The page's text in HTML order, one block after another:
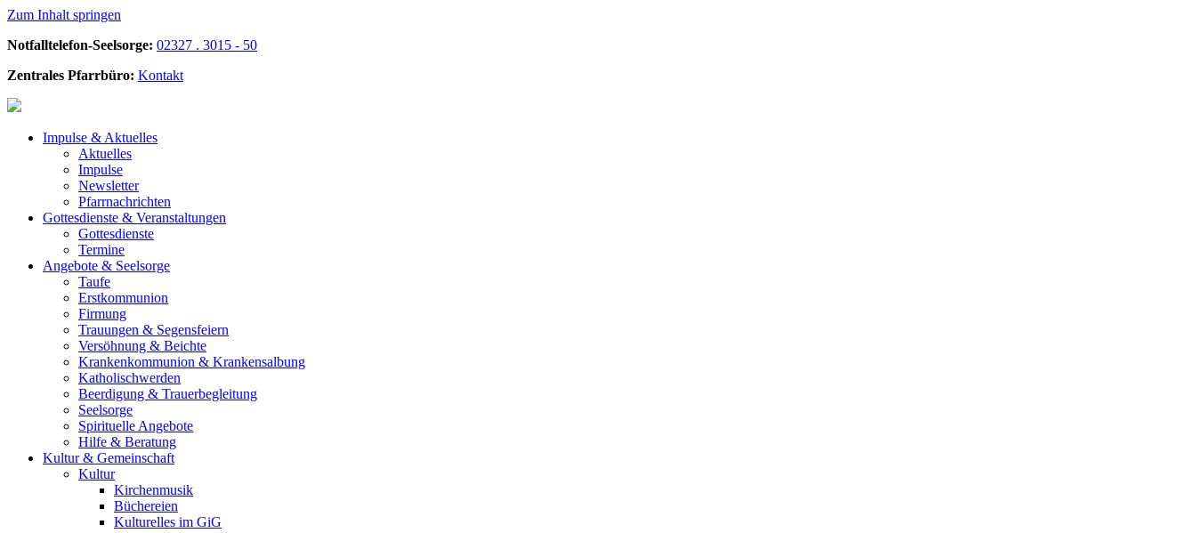
Zum Inhalt springen
Notfalltelefon-Seelsorge: 02327 . 3015 - 50
Zentrales Pfarrbüro: Kontakt
Impulse & Aktuelles
Aktuelles
Impulse
Newsletter
Pfarrnachrichten
Gottesdienste & Veranstaltungen
Gottesdienste
Termine
Angebote & Seelsorge
Taufe
Erstkommunion
Firmung
Trauungen & Segensfeiern
Versöhnung & Beichte
Krankenkommunion & Krankensalbung
Katholischwerden
Beerdigung & Trauerbegleitung
Seelsorge
Spirituelle Angebote
Hilfe & Beratung
Kultur & Gemeinschaft
Kultur
Kirchenmusik
Büchereien
Kulturelles im GiG